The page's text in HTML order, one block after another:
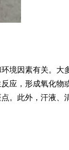
境因素有关。
应，形成氧化
。此外，汗液